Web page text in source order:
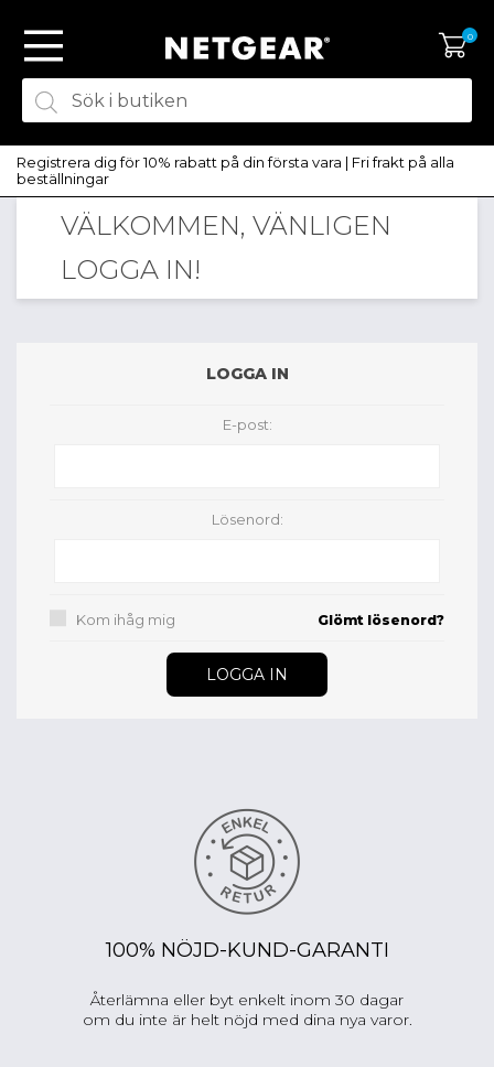
0
Registrera dig för 10% rabatt på din första vara | Fri frakt på alla
beställningar
VÄLKOMMEN, VÄNLIGEN
LOGGA IN!
LOGGA IN
E-post:
Lösenord:
Kom ihåg mig Glömt lösenord?
100% NÖJD-KUND-GARANTI
Återlämna eller byt enkelt inom 30 dagar
om du inte är helt nöjd med dina nya varor.